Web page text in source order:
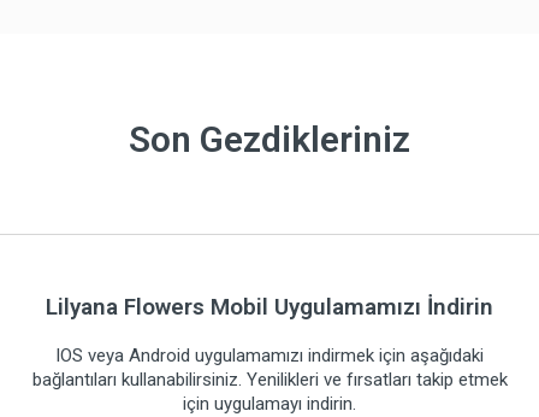
Son Gezdikleriniz
Lilyana Flowers Mobil Uygulamamızı İndirin
IOS veya Android uygulamamızı indirmek için aşağıdaki
bağlantıları kullanabilirsiniz. Yenilikleri ve fırsatları takip etmek
için uygulamayı indirin.